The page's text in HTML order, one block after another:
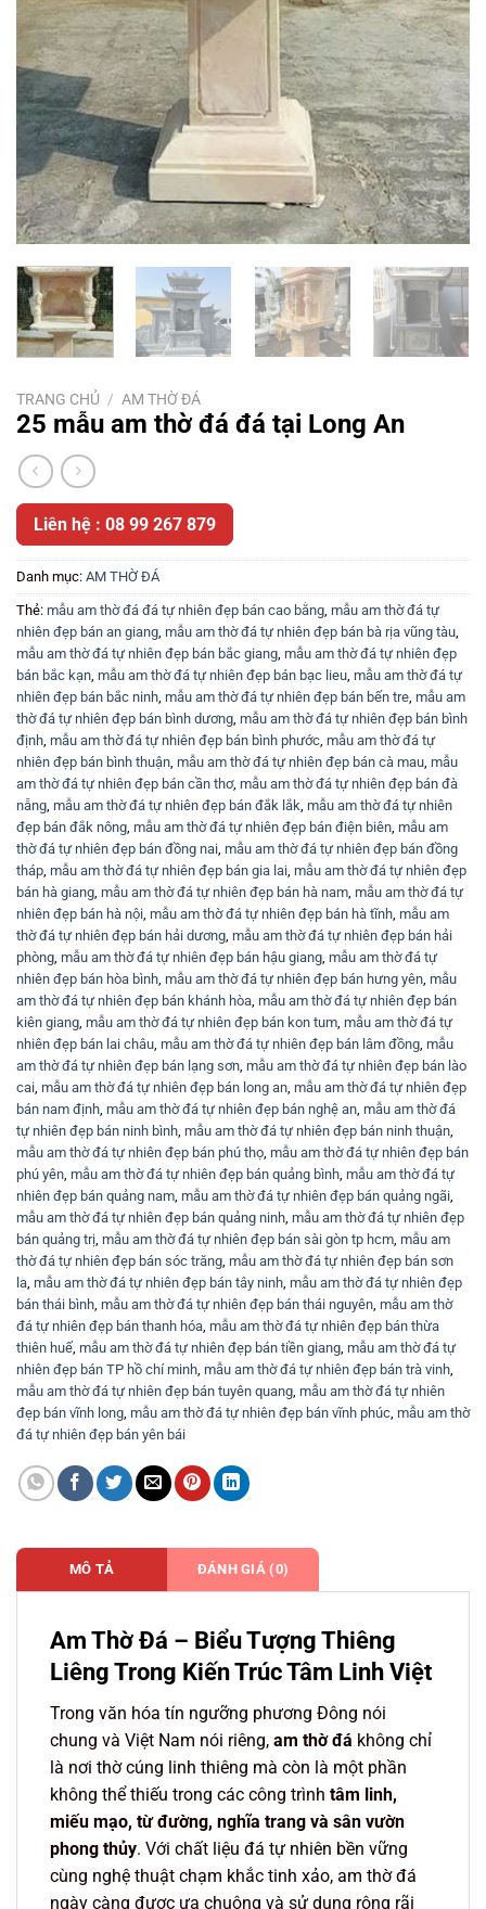
TRANG CHỦ / AM THỜ ĐÁ
25 mẫu am thờ đá đá tại Long An
Liên hệ : 08 99 267 879
Danh mục: AM THỜ ĐÁ
Thẻ: mẫu am thờ đá đá tự nhiên đẹp bán cao bằng, mẫu am thờ đá tự
nhiên đẹp bán an giang, mẫu am thờ đá tự nhiên đẹp bán bà rịa vũng tàu,
mẫu am thờ đá tự nhiên đẹp bán bắc giang, mẫu am thờ đá tự nhiên đẹp
bán bắc kạn, mẫu am thờ đá tự nhiên đẹp bán bạc lieu, mẫu am thờ đá tự
nhiên đẹp bán bắc ninh, mẫu am thờ đá tự nhiên đẹp bán bến tre, mẫu am
thờ đá tự nhiên đẹp bán bình dương, mẫu am thờ đá tự nhiên đẹp bán bình
định, mẫu am thờ đá tự nhiên đẹp bán bình phước, mẫu am thờ đá tự
nhiên đẹp bán bình thuận, mẫu am thờ đá tự nhiên đẹp bán cà mau, mẫu
am thờ đá tự nhiên đẹp bán cần thơ, mẫu am thờ đá tự nhiên đẹp bán đà
nẵng, mẫu am thờ đá tự nhiên đẹp bán đắk lắk, mẫu am thờ đá tự nhiên
đẹp bán đắk nông, mẫu am thờ đá tự nhiên đẹp bán điện biên, mẫu am
thờ đá tự nhiên đẹp bán đồng nai, mẫu am thờ đá tự nhiên đẹp bán đồng
tháp, mẫu am thờ đá tự nhiên đẹp bán gia lai, mẫu am thờ đá tự nhiên đẹp
bán hà giang, mẫu am thờ đá tự nhiên đẹp bán hà nam, mẫu am thờ đá tự
nhiên đẹp bán hà nội, mẫu am thờ đá tự nhiên đẹp bán hà tĩnh, mẫu am
thờ đá tự nhiên đẹp bán hải dương, mẫu am thờ đá tự nhiên đẹp bán hải
phòng, mẫu am thờ đá tự nhiên đẹp bán hậu giang, mẫu am thờ đá tự
nhiên đẹp bán hòa bình, mẫu am thờ đá tự nhiên đẹp bán hưng yên, mẫu
am thờ đá tự nhiên đẹp bán khánh hòa, mẫu am thờ đá tự nhiên đẹp bán
kiên giang, mẫu am thờ đá tự nhiên đẹp bán kon tum, mẫu am thờ đá tự
nhiên đẹp bán lai châu, mẫu am thờ đá tự nhiên đẹp bán lâm đồng, mẫu
am thờ đá tự nhiên đẹp bán lạng sơn, mẫu am thờ đá tự nhiên đẹp bán lào
cai, mẫu am thờ đá tự nhiên đẹp bán long an, mẫu am thờ đá tự nhiên đẹp
bán nam định, mẫu am thờ đá tự nhiên đẹp bán nghệ an, mẫu am thờ đá
tự nhiên đẹp bán ninh bình, mẫu am thờ đá tự nhiên đẹp bán ninh thuận,
mẫu am thờ đá tự nhiên đẹp bán phú thọ, mẫu am thờ đá tự nhiên đẹp bán
phú yên, mẫu am thờ đá tự nhiên đẹp bán quảng bình, mẫu am thờ đá tự
nhiên đẹp bán quảng nam, mẫu am thờ đá tự nhiên đẹp bán quảng ngãi,
mẫu am thờ đá tự nhiên đẹp bán quảng ninh, mẫu am thờ đá tự nhiên đẹp
bán quảng trị, mẫu am thờ đá tự nhiên đẹp bán sài gòn tp hcm, mẫu am
thờ đá tự nhiên đẹp bán sóc trăng, mẫu am thờ đá tự nhiên đẹp bán sơn
la, mẫu am thờ đá tự nhiên đẹp bán tây ninh, mẫu am thờ đá tự nhiên đẹp
bán thái bình, mẫu am thờ đá tự nhiên đẹp bán thái nguyên, mẫu am thờ
đá tự nhiên đẹp bán thanh hóa, mẫu am thờ đá tự nhiên đẹp bán thừa
thiên huế, mẫu am thờ đá tự nhiên đẹp bán tiền giang, mẫu am thờ đá tự
nhiên đẹp bán TP hồ chí minh, mẫu am thờ đá tự nhiên đẹp bán trà vinh,
mẫu am thờ đá tự nhiên đẹp bán tuyên quang, mẫu am thờ đá tự nhiên
đẹp bán vĩnh long, mẫu am thờ đá tự nhiên đẹp bán vĩnh phúc, mẫu am thờ
đá tự nhiên đẹp bán yên bái
MÔ TẢ ĐÁNH GIÁ (0)
Am Thờ Đá – Biểu Tượng Thiêng
Liêng Trong Kiến Trúc Tâm Linh Việt
Trong văn hóa tín ngưỡng phương Đông nói
chung và Việt Nam nói riêng, am thờ đá không chỉ
là nơi thờ cúng linh thiêng mà còn là một phần
không thể thiếu trong các công trình tâm linh,
miếu mạo, từ đường, nghĩa trang và sân vườn
phong thủy. Với chất liệu đá tự nhiên bền vững
cùng nghệ thuật chạm khắc tinh xảo, am thờ đá
ngày càng được ưa chuộng và sử dụng rộng rãi